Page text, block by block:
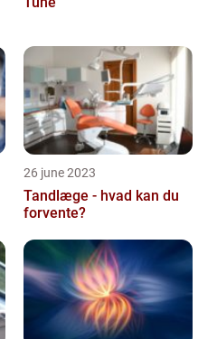
26 june 2023
Tandlæge - hvad kan du
forvente?